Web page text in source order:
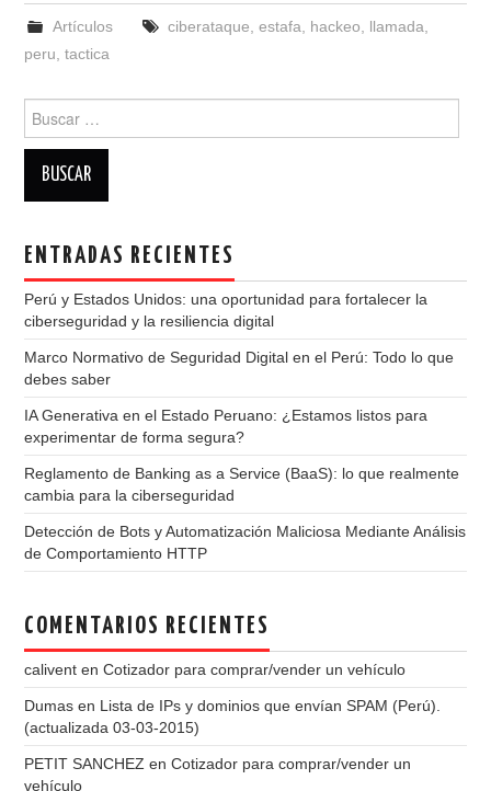
Artículos ciberataque estafa hackeo llamada
peru ,tactica
ENTRADAS RECIENTES
Perú y Estados Unidos: una oportunidad para fortalecer la
ciberseguridad y la resiliencia digital
Marco Normativo de Seguridad Digital en el Perú: Todo lo que
debes saber
IA Generativa en el Estado Peruano: ¿Estamos listos para
experimentar de forma segura?
Reglamento de Banking as a Service (BaaS): lo que realmente
cambia para la ciberseguridad
Detección de Bots y Automatización Maliciosa Mediante Análisis
de Comportamiento HTTP
COMENTARIOS RECIENTES
calivent enCotizador para comprar/vender un vehículo
Dumas en Lista de IPs y dominios que envían SPAM (Perú).
(actualizada 03-03-2015)
PETIT SANCHEZ enCotizador para comprar/vender un
vehículo